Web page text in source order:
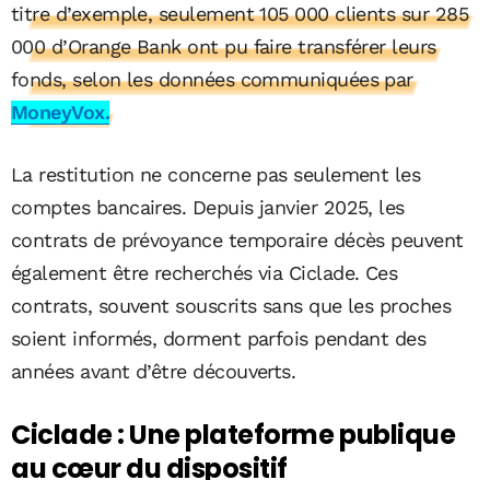
titre d’exemple, seulement 105 000 clients sur 285
000 d’Orange Bank ont pu faire transférer leurs
fonds, selon les données communiquées par
MoneyVox.
La restitution ne concerne pas seulement les
comptes bancaires. Depuis janvier 2025, les
contrats de prévoyance temporaire décès peuvent
également être recherchés via Ciclade. Ces
contrats, souvent souscrits sans que les proches
soient informés, dorment parfois pendant des
années avant d’être découverts.
Ciclade : Une plateforme publique
au cœur du dispositif